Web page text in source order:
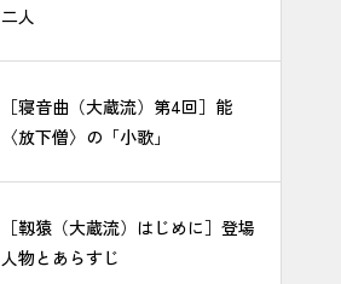
二人
［寝音曲（大蔵流）第4回］能
〈放下僧〉の「小歌」
［靱猿（大蔵流）はじめに］登場
人物とあらすじ